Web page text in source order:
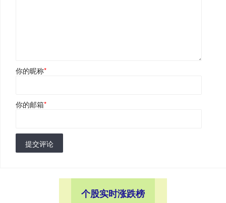
你的昵称*
你的邮箱*
提交评论
个股实时涨跌榜